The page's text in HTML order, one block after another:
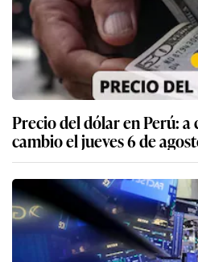
Precio del dólar en Perú:
cambio el jueves 6 de